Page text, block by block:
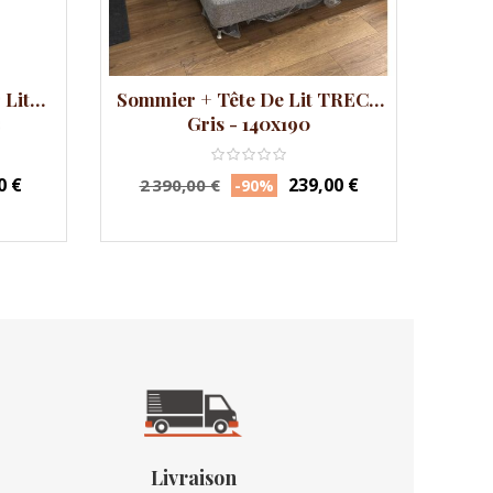
Lit
€
Sommier + Tête De Lit TRECA
Gris - 140x190
Prix
2 390,00 € -90% Prix
239,00 €
Livraison